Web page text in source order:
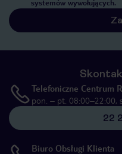
systemów wywołujących.
Telefoniczne Centrum
pon. – pt. 08:00–22:00,
22
Biuro Obsługi Klienta